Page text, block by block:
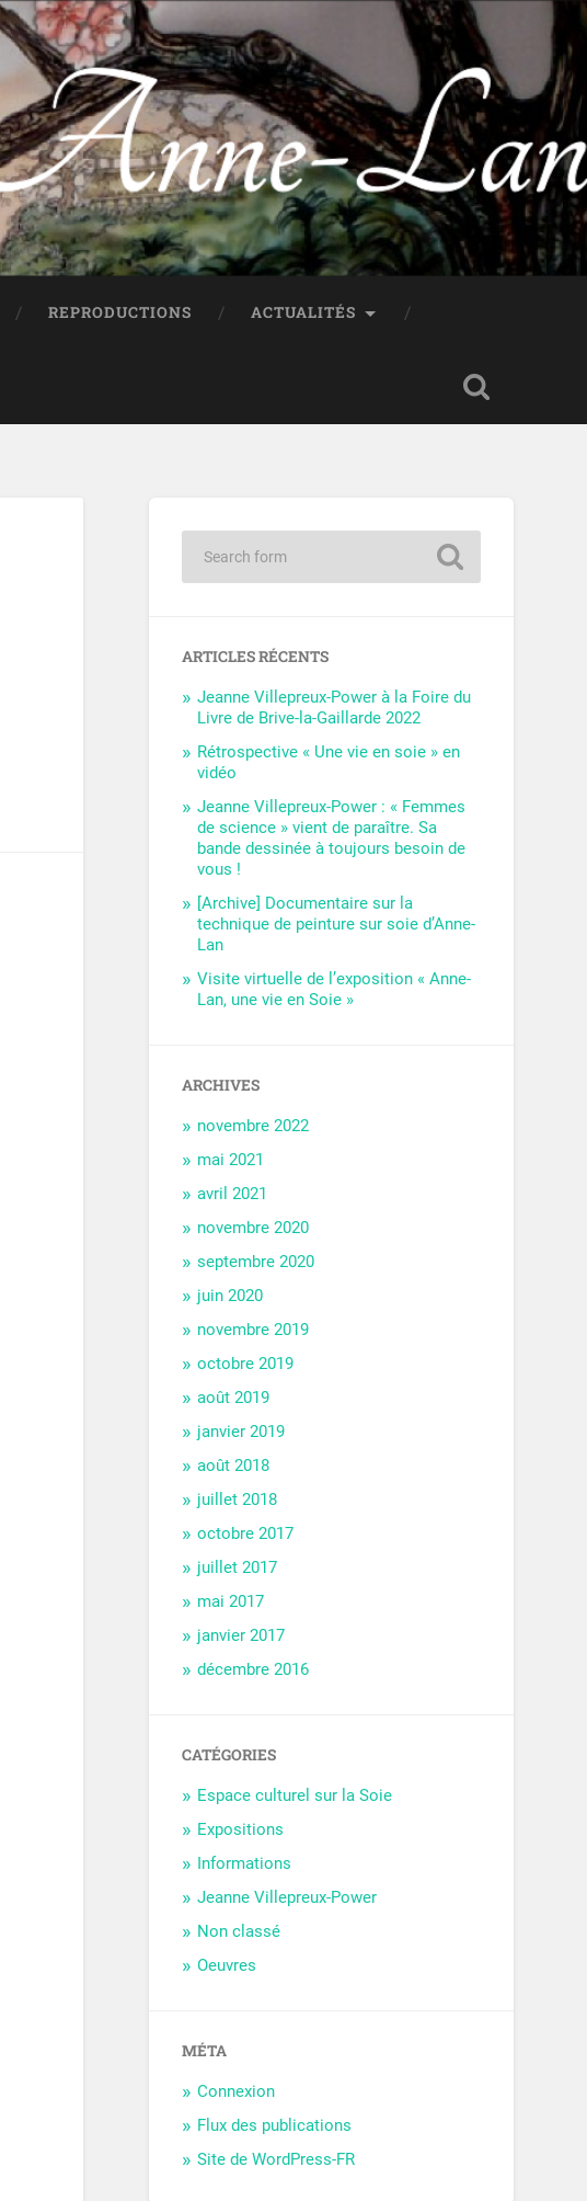
REPRODUCTIONS ACTUALITÉS
ARTICLES RÉCENTS
Jeanne Villepreux-Power à la Foire du
Livre de Brive-la-Gaillarde 2022
Rétrospective « Une vie en soie » en
vidéo
Jeanne Villepreux-Power : « Femmes
de science » vient de paraître. Sa
bande dessinée à toujours besoin de
vous !
[Archive] Documentaire sur la
technique de peinture sur soie d’Anne-
Lan
Visite virtuelle de l’exposition « Anne-
Lan, une vie en Soie »
ARCHIVES
novembre 2022
mai 2021
avril 2021
novembre 2020
septembre 2020
juin 2020
novembre 2019
octobre 2019
août 2019
janvier 2019
août 2018
juillet 2018
octobre 2017
juillet 2017
mai 2017
janvier 2017
décembre 2016
CATÉGORIES
Espace culturel sur la Soie
Expositions
Informations
Jeanne Villepreux-Power
Non classé
Oeuvres
MÉTA
Connexion
Flux des publications
Site de WordPress-FR